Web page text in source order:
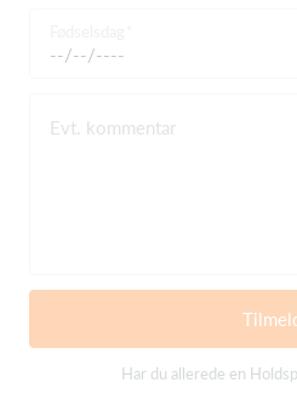
Evt. kommentar
Har du allerede en